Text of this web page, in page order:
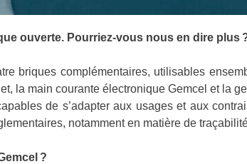
ouverte. Pourriez-vous nous en dire plus
briques complémentaires, utilisables
la main courante électronique Gemcel et la
de s’adapter aux usages et aux
notamment en matière de
?